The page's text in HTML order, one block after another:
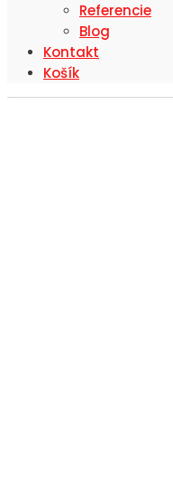
Referencie
Blog
Kontakt
Košík